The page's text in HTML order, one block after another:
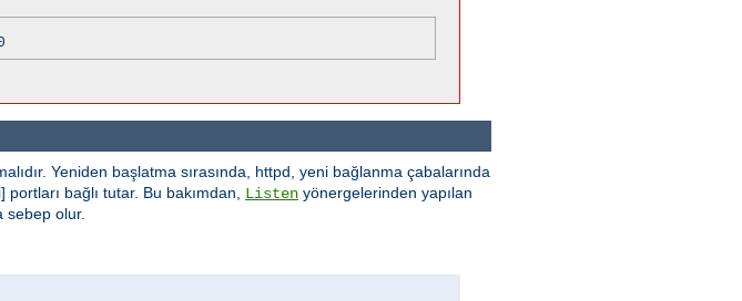
Yeniden başlatma sırasında, httpd, yeni bağlanma çabalarında
bağlı tutar. Bu bakımdan, Listen yönergelerinden yapılan
sebep olur.